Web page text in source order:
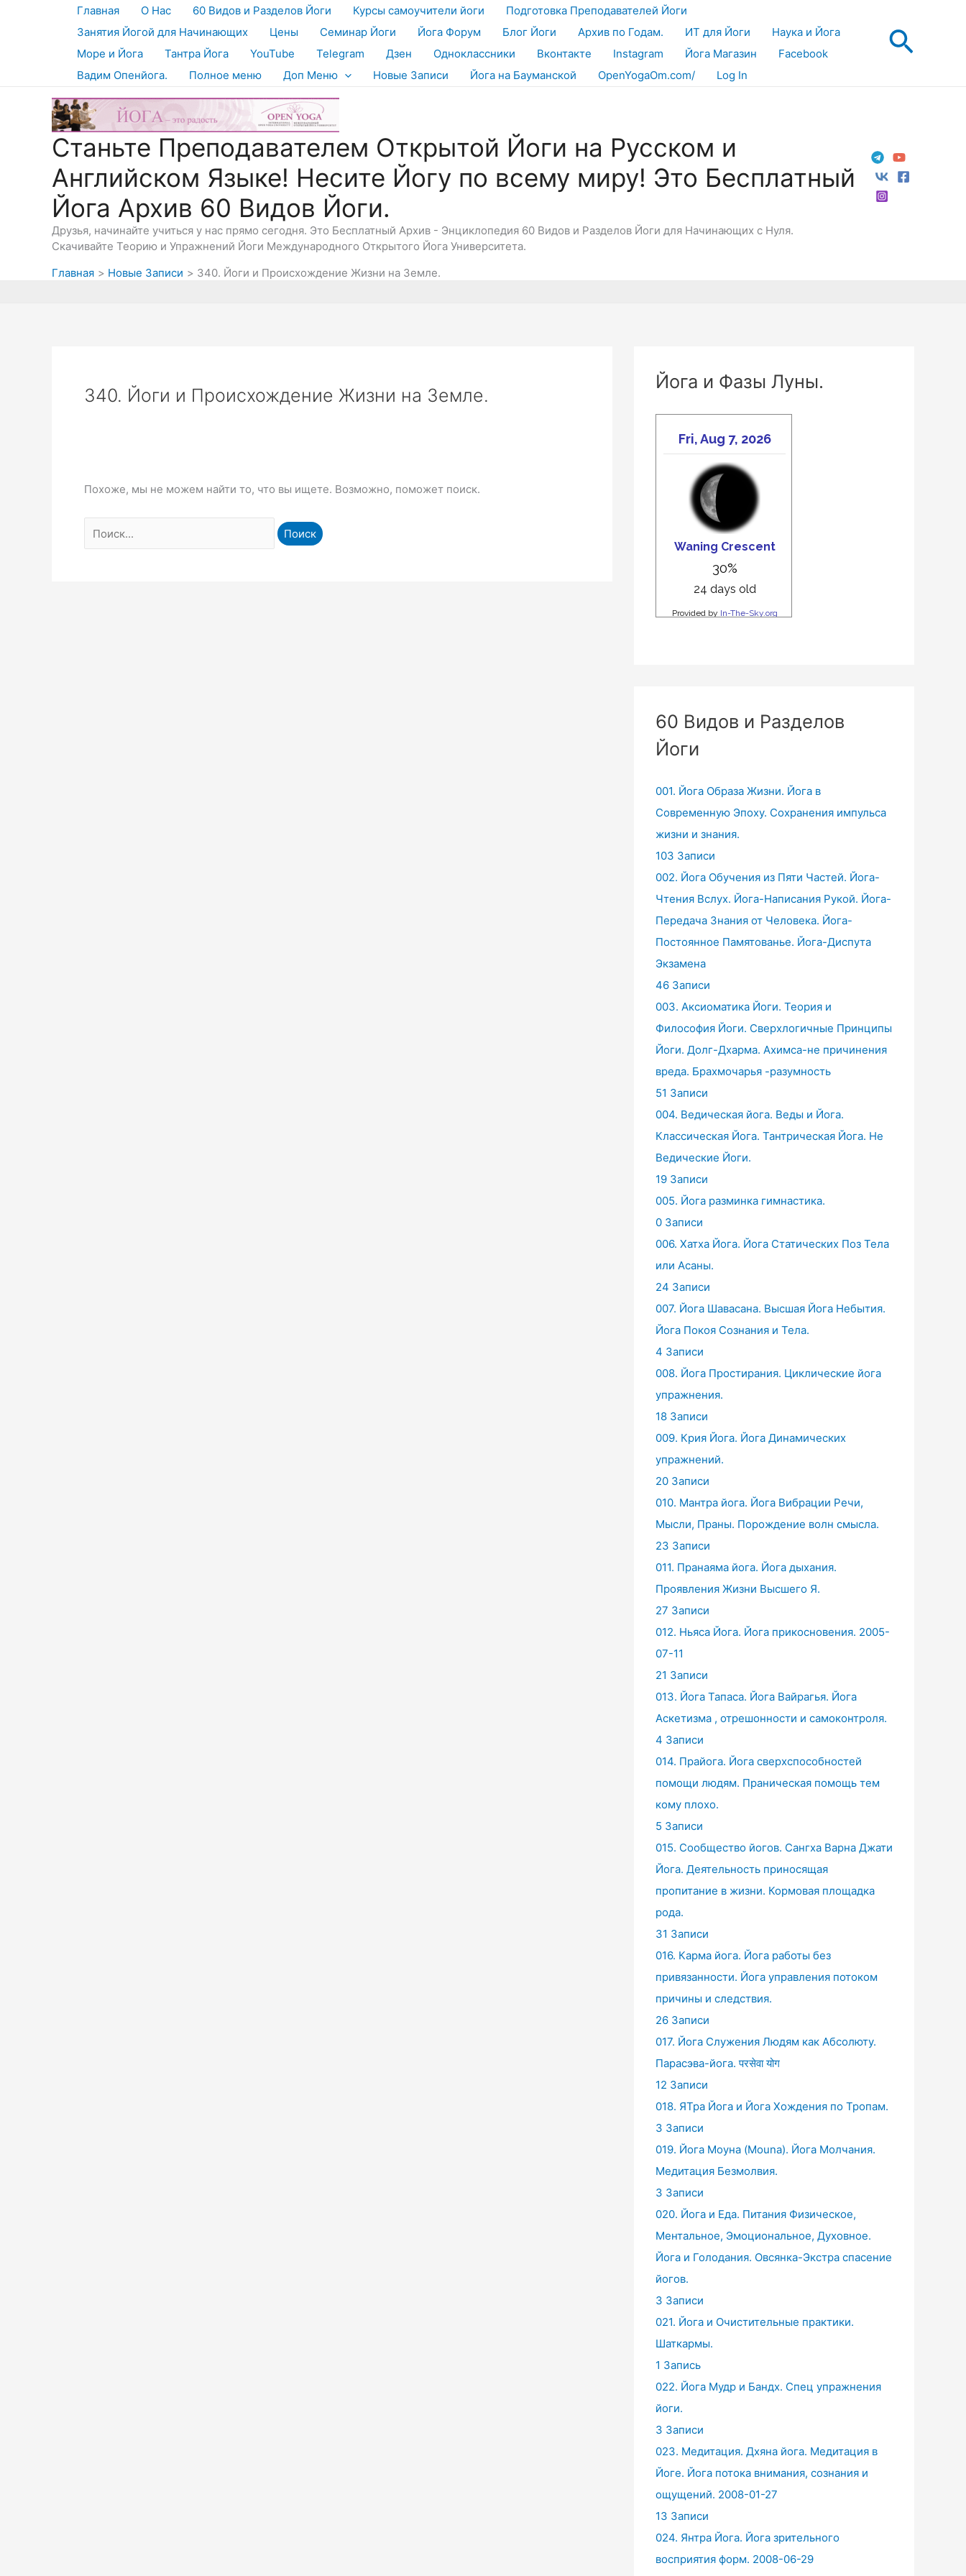
Главная О Нас 60 Видов и Разделов Йоги Курсы самоучители йоги
Подготовка Преподавателей Йоги
Занятия Йогой для Начинающих
Цены Семинар Йоги Йога Форум Блог Йоги Архив по Годам. ИТ для Йоги
Наука и Йога
Море и Йога
Тантра Йога YouTube Telegram Дзен Одноклассники Вконтакте Instagram Йога Магазин
Facebook
Вадим Опенйога.
Полное меню Доп Меню Новые Записи Йога на Бауманской OpenYogaOm.com/ Log In
Станьте Преподавателем Открытой Йоги на Русском и
Английском Языке! Несите Йогу по всему миру! Это Бесплатный
Йога Архив 60 Видов Йоги.
Друзья, начинайте учиться у нас прямо сегодня. Это Бесплатный Архив - Энциклопедия 60 Видов и Разделов Йоги для Начинающих с Нуля.
Скачивайте Теорию и Упражнений Йоги Международного Открытого Йога Университета.
Главная
Новые Записи 340. Йоги и Происхождение Жизни на Земле.
340. Йоги и Происхождение Жизни на Земле.
Похоже, мы не можем найти то, что вы ищете. Возможно, поможет поиск.
Поиск:
Йога и Фазы Луны.
60 Видов и Разделов
Йоги
001. Йога Образа Жизни. Йога в
Современную Эпоху. Сохранения импульса
жизни и знания.
103 Записи
002. Йога Обучения из Пяти Частей. Йога-
Чтения Вслух. Йога-Написания Рукой. Йога-
Передача Знания от Человека. Йога-
Постоянное Памятованье. Йога-Диспута
Экзамена
46 Записи
003. Аксиоматика Йоги. Теория и
Философия Йоги. Сверхлогичные Принципы
Йоги. Долг-Дхарма. Ахимса-не причинения
вреда. Брахмочарья -разумность
51 Записи
004. Ведическая йога. Веды и Йога.
Классическая Йога. Тантрическая Йога. Не
Ведические Йоги.
19 Записи
005. Йога разминка гимнастика.
0 Записи
006. Хатха Йога. Йога Статических Поз Тела
или Асаны.
24 Записи
007. Йога Шавасана. Высшая Йога Небытия.
Йога Покоя Сознания и Тела.
4 Записи
008. Йога Простирания. Циклические йога
упражнения.
18 Записи
009. Крия Йога. Йога Динамических
упражнений.
20 Записи
010. Мантра йога. Йога Вибрации Речи,
Мысли, Праны. Порождение волн смысла.
23 Записи
011. Пранаяма йога. Йога дыхания.
Проявления Жизни Высшего Я.
27 Записи
012. Ньяса Йога. Йога прикосновения. 2005-
07-11
21 Записи
013. Йога Тапаса. Йога Вайрагья. Йога
Аскетизма , отрешонности и самоконтроля.
4 Записи
014. Прайога. Йога сверхспособностей
помощи людям. Праническая помощь тем
кому плохо.
5 Записи
015. Сообщество йогов. Сангха Варна Джати
Йога. Деятельность приносящая
пропитание в жизни. Кормовая площадка
рода.
31 Записи
016. Карма йога. Йога работы без
привязанности. Йога управления потоком
причины и следствия.
26 Записи
017. Йога Служения Людям как Абсолюту.
Парасэва-йога. परसेवा योग
12 Записи
018. ЯТра Йога и Йога Хождения по Тропам.
3 Записи
019. Йога Моуна (Mouna). Йога Молчания.
Медитация Безмолвия.
3 Записи
020. Йога и Еда. Питания Физическое,
Ментальное, Эмоциональное, Духовное.
Йога и Голодания. Овсянка-Экстра спасение
йогов.
3 Записи
021. Йога и Очистительные практики.
Шаткармы.
1 Запись
022. Йога Мудр и Бандх. Спец упражнения
йоги.
3 Записи
023. Медитация. Дхяна йога. Медитация в
Йоге. Йога потока внимания, сознания и
ощущений. 2008-01-27
13 Записи
024. Янтра Йога. Йога зрительного
восприятия форм. 2008-06-29